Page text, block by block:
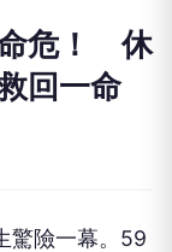
回一命
異物卡住氣